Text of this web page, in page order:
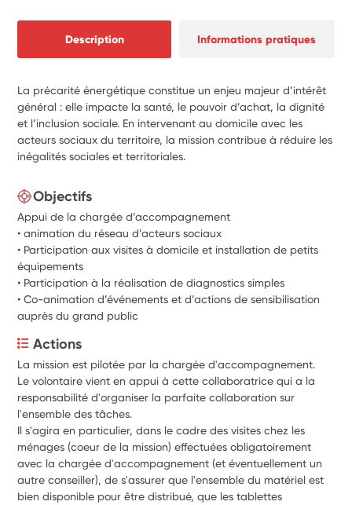
Description Informations pratiques
La précarité énergétique constitue un enjeu majeur d’intérêt
général : elle impacte la santé, le pouvoir d’achat, la dignité
et l’inclusion sociale. En intervenant au domicile avec les
acteurs sociaux du territoire, la mission contribue à réduire les
inégalités sociales et territoriales.
Objectifs
Appui de la chargée d’accompagnement
• animation du réseau d’acteurs sociaux
• Participation aux visites à domicile et installation de petits
équipements
• Participation à la réalisation de diagnostics simples
• Co-animation d’événements et d’actions de sensibilisation
auprès du grand public
Actions
La mission est pilotée par la chargée d'accompagnement.
Le volontaire vient en appui à cette collaboratrice qui a la
responsabilité d'organiser la parfaite collaboration sur
l'ensemble des tâches.
Il s'agira en particulier, dans le cadre des visites chez les
ménages (coeur de la mission) effectuées obligatoirement
avec la chargée d'accompagnement (et éventuellement un
autre conseiller), de s'assurer que l'ensemble du matériel est
bien disponible pour être distribué, que les tablettes